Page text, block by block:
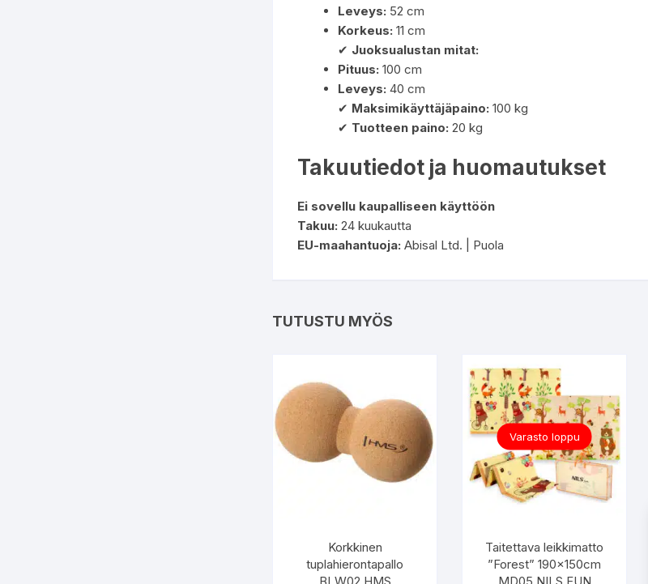
Leveys: 52 cm
Korkeus: 11 cm
✔ Juoksualustan mitat:
Pituus: 100 cm
Leveys: 40 cm
✔ Maksimikäyttäjäpaino: 100 kg
✔ Tuotteen paino: 20 kg
Takuutiedot ja huomautukset
Ei sovellu kaupalliseen käyttöön
Takuu: 24 kuukautta
EU-maahantuoja: Abisal Ltd. | Puola
TUTUSTU MYÖS
Korkkinen
tuplahierontapallo
BLW02 HMS
Varasto loppu
Taitettava leikkimatto
”Forest” 190x150cm
MD05 NILS FUN